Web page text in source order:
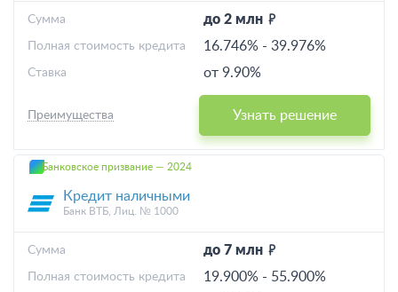
до 2 млн
Cумма
16.746% - 39.976%
Полная стоимость кредита
от 9.90%
Ставка
Узнать решение
Преимущества
Банковское призвание — 2024
Кредит наличными
Банк ВТБ, Лиц. № 1000
до 7 млн
Cумма
19.900% - 55.900%
Полная стоимость кредита